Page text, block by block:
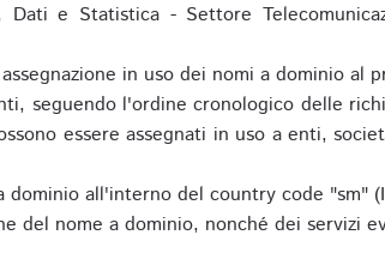
e Statistica - Settore
in uso dei nomi a dominio al
seguendo l'ordine cronologico delle
essere assegnati in uso a enti,
all'interno del country code "sm"
del nome a dominio, nonché dei servizi